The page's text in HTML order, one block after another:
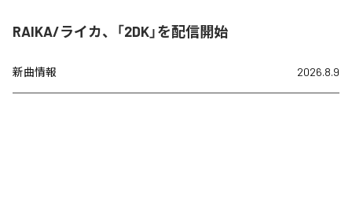
RAIKA/ライカ、「2DK」を配信開始
新曲情報 2026.8.9